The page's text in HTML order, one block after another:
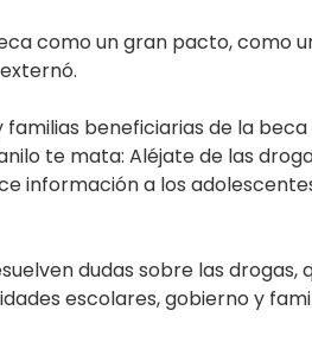
como un gran pacto, como
beneficiarias de la beca
te mata: Aléjate de las
información a los
dudas sobre las
escolares, gobierno y